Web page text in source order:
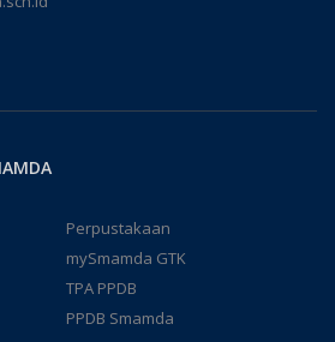
Perpustakaan
mySmamda GTK
TPA PPDB
PPDB Smamda